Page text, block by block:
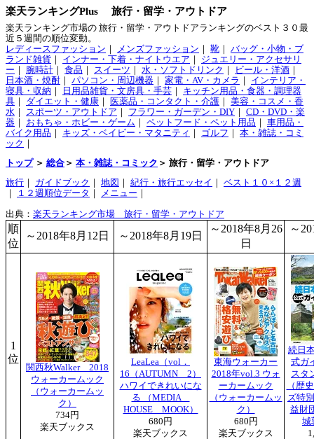
楽天ランキングPlus 旅行・留学・アウトドア
楽天ランキング市場の 旅行・留学・アウトドアランキングのベスト３０最
近５週間の順位変動。
レディースファッション
メンズファッション 靴
バッグ・小物・ブ
ランド雑貨
インナー・下着・ナイトウエア
ジュエリー・アクセサリ
ー
腕時計 食品 スイーツ 水・ソフトドリンク ビール・洋酒
日本酒・焼酎
パソコン・周辺機器 家電・AV・カメラ
インテリア・
寝具・収納
日用品雑貨・文房具・手芸
キッチン用品・食器・調理器
具
ダイエット・健康 医薬品・コンタクト・介護
美容・コスメ・香
水
スポーツ・アウトドア フラワー・ガーデン・DIY
CD・DVD・楽
器
おもちゃ・ホビー・ゲーム ペットフード・ペット用品
車用品・
バイク用品
キッズ・ベイビー・マタニティ ゴルフ
本・雑誌・コミ
ック
トップ＞ 総合 ＞ 本・雑誌・コミック ＞ 旅行・留学・アウトドア
旅行 ｜ ガイドブック ｜ 地図 ｜ 紀行・旅行エッセイ ｜ ベスト１０×１２週
｜
１２週順位データ ｜ メニュー ｜
出典： 楽天ランキング市場 旅行・留学・アウトドア
順
位
～2018年8月12日 ～2018年8月19日
～2018年8月26
日
～
1
位
関西秋Walker 2018
ウォーカームック
（ウォーカームッ
ク）
734円
楽天ブックス
LeaLea（vol．
16（AUTUMN 2）
ハワイできれいにな
る （MEDIA
HOUSE MOOK）
680円
楽天ブックス
東海ウォーカー
2018年vol.3 ウォ
ーカームック
（ウォーカームッ
ク）
680円
楽天ブックス
続日
式ガ
スタ
（歴
ズ特
益財
城